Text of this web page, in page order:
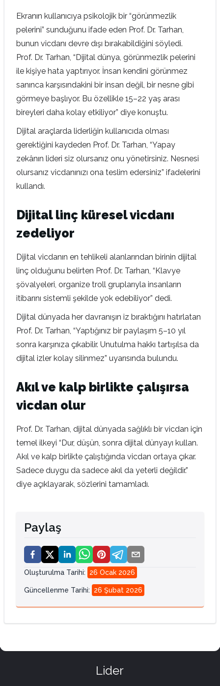
Ekranın kullanıcıya psikolojik bir “görünmezlik
pelerini” sunduğunu ifade eden Prof. Dr. Tarhan,
bunun vicdanı devre dışı bırakabildiğini söyledi.
Prof. Dr. Tarhan, “Dijital dünya, görünmezlik pelerini
ile kişiye hata yaptırıyor. İnsan kendini görünmez
sanınca karşısındakini bir insan değil, bir nesne gibi
görmeye başlıyor. Bu özellikle 15–22 yaş arası
bireyleri daha kolay etkiliyor” diye konuştu.
Dijital araçlarda liderliğin kullanıcıda olması
gerektiğini kaydeden Prof. Dr. Tarhan, “Yapay
zekânın lideri siz olursanız onu yönetirsiniz. Nesnesi
olursanız vicdanınızı ona teslim edersiniz” ifadelerini
kullandı.
Dijital linç küresel vicdanı
zedeliyor
Dijital vicdanın en tehlikeli alanlarından birinin dijital
linç olduğunu belirten Prof. Dr. Tarhan, “Klavye
şövalyeleri, organize troll gruplarıyla insanların
itibarını sistemli şekilde yok edebiliyor” dedi.
Dijital dünyada her davranışın iz bıraktığını hatırlatan
Prof. Dr. Tarhan, “Yaptığınız bir paylaşım 5–10 yıl
sonra karşınıza çıkabilir. Unutulma hakkı tartışılsa da
dijital izler kolay silinmez” uyarısında bulundu.
Akıl ve kalp birlikte çalışırsa
vicdan olur
Prof. Dr. Tarhan, dijital dünyada sağlıklı bir vicdan için
temel ilkeyi “Dur, düşün, sonra dijital dünyayı kullan.
Akıl ve kalp birlikte çalıştığında vicdan ortaya çıkar.
Sadece duygu da sadece akıl da yeterli değildir.”
diye açıklayarak, sözlerini tamamladı.
Paylaş
Oluşturulma Tarihi: 26 Ocak 2026
Güncellenme Tarihi: 26 Şubat 2026
Lider